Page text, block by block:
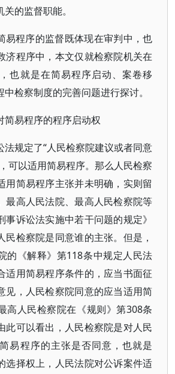
的监督职能。
易程序的监督既体现在审判中，也
济程序中，本文仅就检察院机关在
也就是在简易程序启动、案卷移
检察制度的完善问题进行探讨。
简易程序的程序启动权
法规定了“人民检察院建议或者同意
可以适用简易程序。那么人民检察
用简易程序主张并未明确，实则留
最高人民法院、最高人民检察院等
事诉讼法实施中若干问题的规定》
民检察院是同意谁的主张。但是，
的《解释》第118条中规定人民法
适用简易程序条件的，应当书面征
见，人民检察院同意的应当适用简
高人民检察院在《规则》第308条
此可以看出，人民检察院是对人民
易程序的主张是否同意，也就是
选择权上，人民法院对公诉案件适